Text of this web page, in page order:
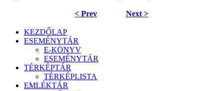
< Prev Next >
KEZDŐLAP
ESEMÉNYTÁR
E-KÖNYV
ESEMÉNYTÁR
TÉRKÉPTÁR
TÉRKÉPLISTA
EMLÉKTÁR